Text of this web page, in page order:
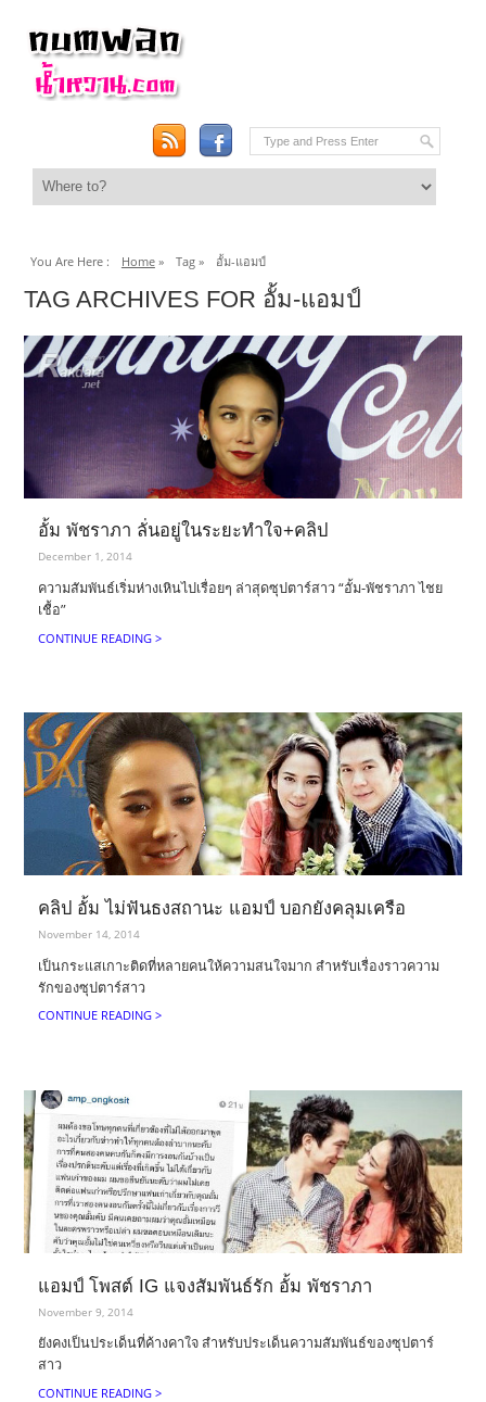
You Are Here : Home» Tag » อั้ม-แอมป์
TAG ARCHIVES FOR อั้ม-แอมป์
อั้ม พัชราภา ลั่นอยู่ในระยะทำใจ+คลิป
December 1, 2014
ความสัมพันธ์เริ่มห่างเหินไปเรื่อยๆ ล่าสุดซุปตาร์สาว “อั้ม-พัชราภา ไชย
เชื้อ”
CONTINUE READING >
คลิป อั้ม ไม่ฟันธงสถานะ แอมป์ บอกยังคลุมเครือ
November 14, 2014
เป็นกระแสเกาะติดที่หลายคนให้ความสนใจมาก สำหรับเรื่องราวความ
รักของซุปตาร์สาว
CONTINUE READING >
แอมป์ โพสต์ IG แจงสัมพันธ์รัก อั้ม พัชราภา
November 9, 2014
ยังคงเป็นประเด็นที่ค้างคาใจ สำหรับประเด็นความสัมพันธ์ของซุปตาร์
สาว
CONTINUE READING >